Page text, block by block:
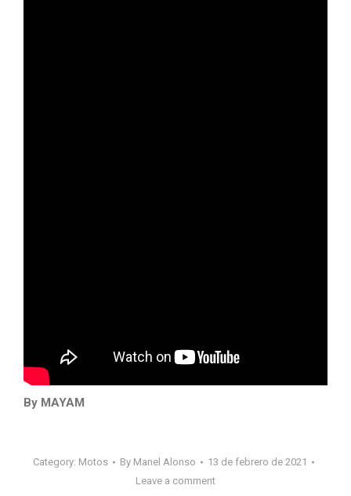
By MAYAM
Category: Motos By Manel Alonso
13 de febrero de 2021
Leave a comment